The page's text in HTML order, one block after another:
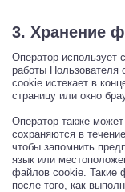
3. Хранение
Оператор использует
работы Пользователя
cookie истекает в
страницу или окно
Оператор также
сохраняются в
чтобы запомнить
язык или
файлов cookie. Такие
после того, как